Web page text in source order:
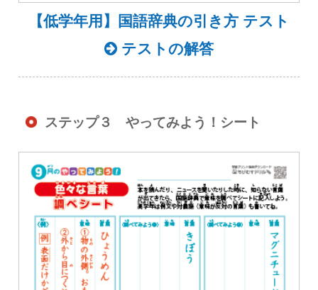
【低学年用】国語辞典の引き方 テスト
テストの解答
ステップ３ やってみよう！シート